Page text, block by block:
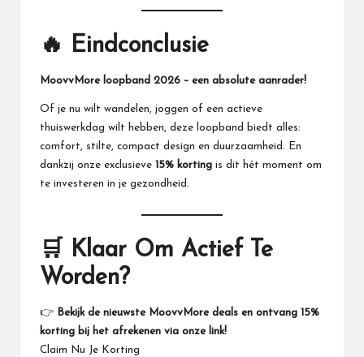
🔥 Eindconclusie
MoovvMoreloopband 2026 – een absolute aanrader!
Of je nu wilt wandelen, joggen of een actieve
thuiswerkdag wilt hebben, deze loopband biedt alles:
comfort, stilte, compact design en duurzaamheid. En
dankzij onze exclusieve
15% korting is dit hét moment om
te investeren in je gezondheid.
🛒 Klaar Om Actief Te
Worden?
👉 Bekijk de nieuwste MoovvMoredeals en ontvang 15%
korting bij het afrekenen via onze link!
Claim Nu Je Korting